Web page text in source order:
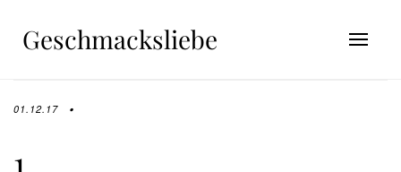
Geschmacksliebe
01.12.17
1